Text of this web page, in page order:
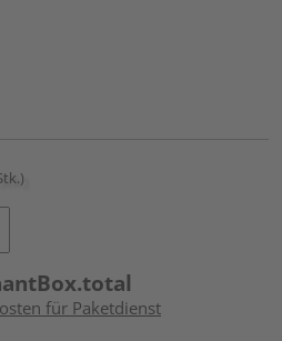
für Paketdienst